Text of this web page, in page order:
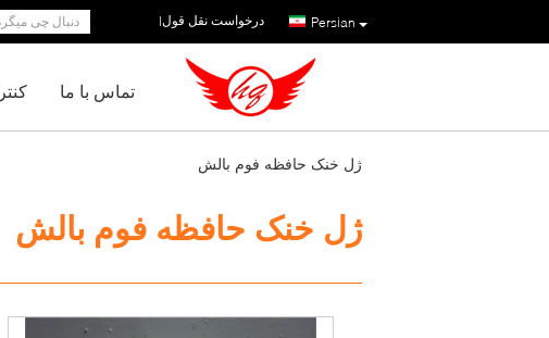
Persian درخواست نقل قول|
تماس با ما
ژل خنک حافظه فوم بالش
ژل خنک حافظه فوم بالش